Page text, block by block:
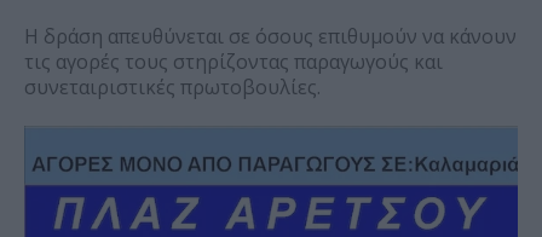
Η δράση απευθύνεται σε όσους επιθυμούν να κάνουν
τις αγορές τους στηρίζοντας παραγωγούς και
συνεταιριστικές πρωτοβουλίες.